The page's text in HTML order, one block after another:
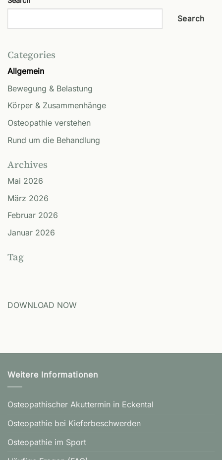
Search
Categories
Allgemein
Bewegung & Belastung
Körper & Zusammenhänge
Osteopathie verstehen
Rund um die Behandlung
Archives
Mai 2026
März 2026
Februar 2026
Januar 2026
Tag
DOWNLOAD NOW
Weitere Informationen
Osteopathischer Akuttermin in Eckental
Osteopathie bei Kieferbeschwerden
Osteopathie im Sport